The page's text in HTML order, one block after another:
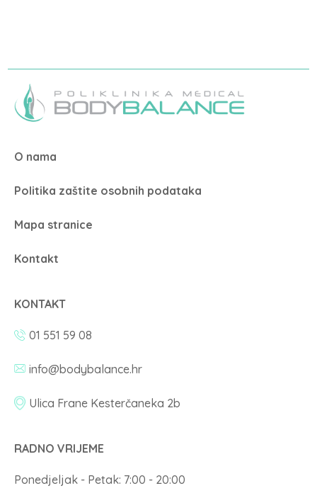
O nama
Politika zaštite osobnih podataka
Mapa stranice
Kontakt
KONTAKT
01 551 59 08
info@bodybalance.hr
Ulica Frane Kesterčaneka 2b
RADNO VRIJEME
Ponedjeljak - Petak: 7:00 - 20:00